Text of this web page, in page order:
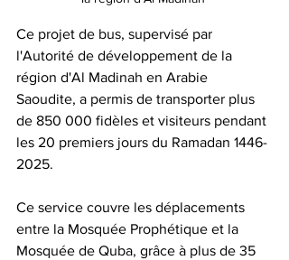
Ce projet de bus, supervisé par
l'Autorité de développement de la
région d'Al Madinah en Arabie
Saoudite, a permis de transporter plus
de 850 000 fidèles et visiteurs pendant
les 20 premiers jours du Ramadan 1446-
2025.
Ce service couvre les déplacements
entre la Mosquée Prophétique et la
Mosquée de Quba, grâce à plus de 35